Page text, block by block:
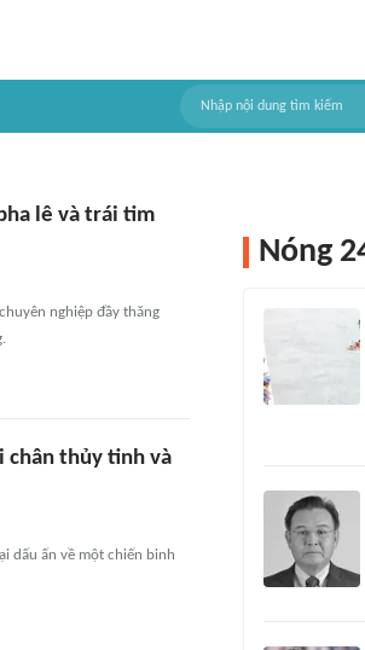
lê và trái tim
nghiệp đầy thăng
chân thủy tinh và
dấu ấn về một chiến binh
Nóng